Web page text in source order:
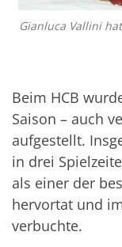
Gianluca Vallini
Beim HCB
Saison – auch
aufgestellt.
in drei
als einer der
hervortat und
verbuchte.